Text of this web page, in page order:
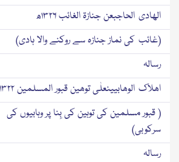
الھادی الحاجبعن جنازۃ الغائب ۱۳۲۶ھ
(غائب کی نماز جنازہ سے روکنے والا ہادی)
رسالہ
اھلاك الوھابیینعلٰی توھین قبور المسلمین ۱۳۲۲ھ
( قبور مسلمین کی توہین کی بِنا پر وہابیوں کی
سرکوبی)
رسالہ